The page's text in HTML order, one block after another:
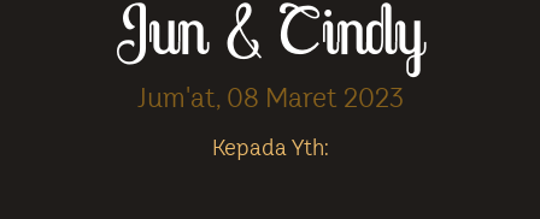
Jun & Cindy
Jum'at, 08 Maret 2023
Kepada Yth: